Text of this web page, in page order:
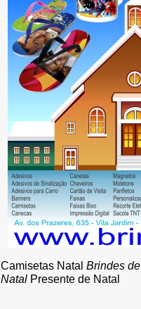
Camisetas Natal Brindes
Natal Presente de Natal